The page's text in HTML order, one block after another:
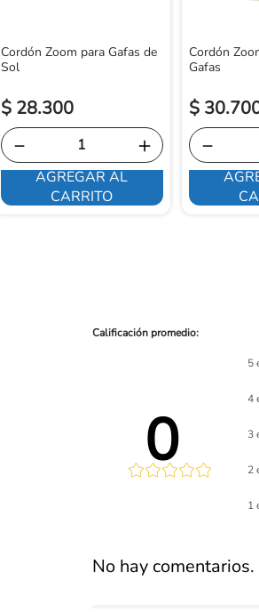
Cordón Zoom para Gafas de
Sol
$ 28.300
＋
－
AGREGAR AL
CARRITO
Cordón
Gafas
$ 30.
－
0
promedio
5
4
3
2
1
No hay comentarios.